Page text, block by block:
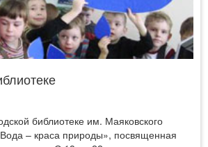
библиотеке им. Маяковского
– краса природы», посвященная